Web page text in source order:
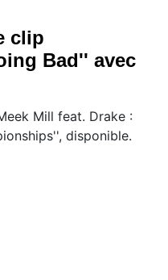
clip
Bad'' avec
Mill feat. Drake :
disponible.